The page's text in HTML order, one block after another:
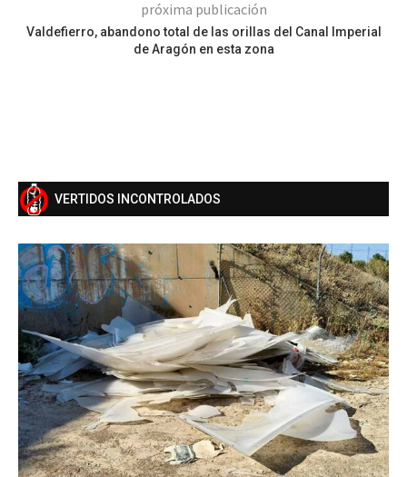
próxima publicación
Valdefierro, abandono total de las orillas del Canal Imperial
de Aragón en esta zona
VERTIDOS INCONTROLADOS